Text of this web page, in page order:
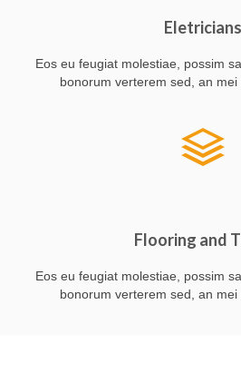
Eletricians
Eos eu feugiat molestiae, possim
bonorum verterem sed, an mei
Flooring and
Eos eu feugiat molestiae, possim
bonorum verterem sed, an mei